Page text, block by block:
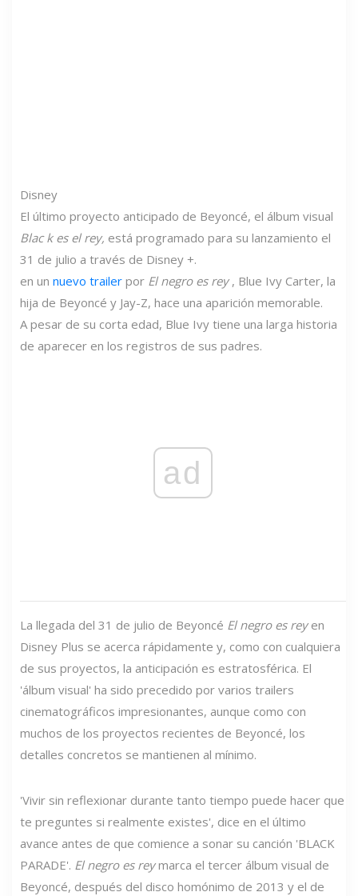
Disney
El último proyecto anticipado de Beyoncé, el álbum visual
Blac k es el rey, está programado para su lanzamiento el
31 de julio a través de Disney +.
en un nuevo trailer por El negro es rey, Blue Ivy Carter, la
hija de Beyoncé y Jay-Z, hace una aparición memorable.
A pesar de su corta edad, Blue Ivy tiene una larga historia
de aparecer en los registros de sus padres.
ad
La llegada del 31 de julio de Beyoncé El negro es reyen
Disney Plus se acerca rápidamente y, como con cualquiera
de sus proyectos, la anticipación es estratosférica. El
'álbum visual' ha sido precedido por varios trailers
cinematográficos impresionantes, aunque como con
muchos de los proyectos recientes de Beyoncé, los
detalles concretos se mantienen al mínimo.
'Vivir sin reflexionar durante tanto tiempo puede hacer que
te preguntes si realmente existes', dice en el último
avance antes de que comience a sonar su canción 'BLACK
PARADE'. El negro es reymarca el tercer álbum visual de
Beyoncé, después del disco homónimo de 2013 y el de